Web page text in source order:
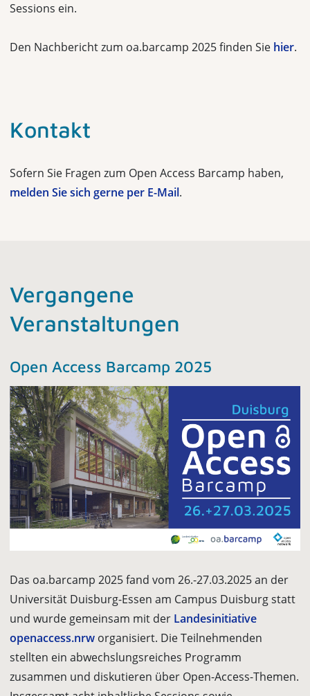
Sessions ein.
Den Nachbericht zum oa.barcamp 2025 finden Sie hier.
Kontakt
Sofern Sie Fragen zum Open Access Barcamp haben,
melden Sie sich gerne per E-Mail.
Vergangene
Veranstaltungen
Open Access Barcamp 2025
Das oa.barcamp 2025 fand vom 26.-27.03.2025 an der
Universität Duisburg-Essen am Campus Duisburg statt
und wurde gemeinsam mit der Landesinitiative
openaccess.nrw organisiert. Die Teilnehmenden
stellten ein abwechslungsreiches Programm
zusammen und diskutieren über Open-Access-Themen.